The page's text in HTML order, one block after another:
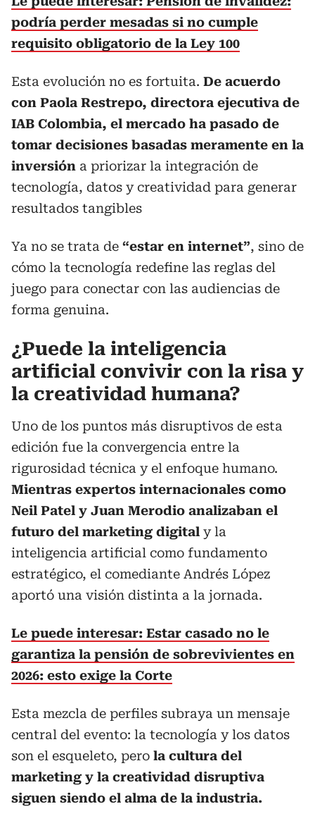
podría perder mesadas si no cumple
requisito obligatorio de la Ley 100
Esta evolución no es fortuita. De acuerdo
con Paola Restrepo, directora ejecutiva de
IAB Colombia, el mercado ha pasado de
tomar decisiones basadas meramente en la
inversión a priorizar la integración de
tecnología, datos y creatividad para generar
resultados tangibles
Ya no se trata de “estar en internet”, sino de
cómo la tecnología redefine las reglas del
juego para conectar con las audiencias de
forma genuina.
¿Puede la inteligencia
artificial convivir con la risa y
la creatividad humana?
Uno de los puntos más disruptivos de esta
edición fue la convergencia entre la
rigurosidad técnica y el enfoque humano.
Mientras expertos internacionales como
Neil Patel y Juan Merodio analizaban el
futuro del marketing digital y la
inteligencia artificial como fundamento
estratégico, el comediante Andrés López
aportó una visión distinta a la jornada.
Le puede interesar: Estar casado no le
garantiza la pensión de sobrevivientes en
2026: esto exige la Corte
Esta mezcla de perfiles subraya un mensaje
central del evento: la tecnología y los datos
son el esqueleto, pero la cultura del
marketing y la creatividad disruptiva
siguen siendo el alma de la industria.